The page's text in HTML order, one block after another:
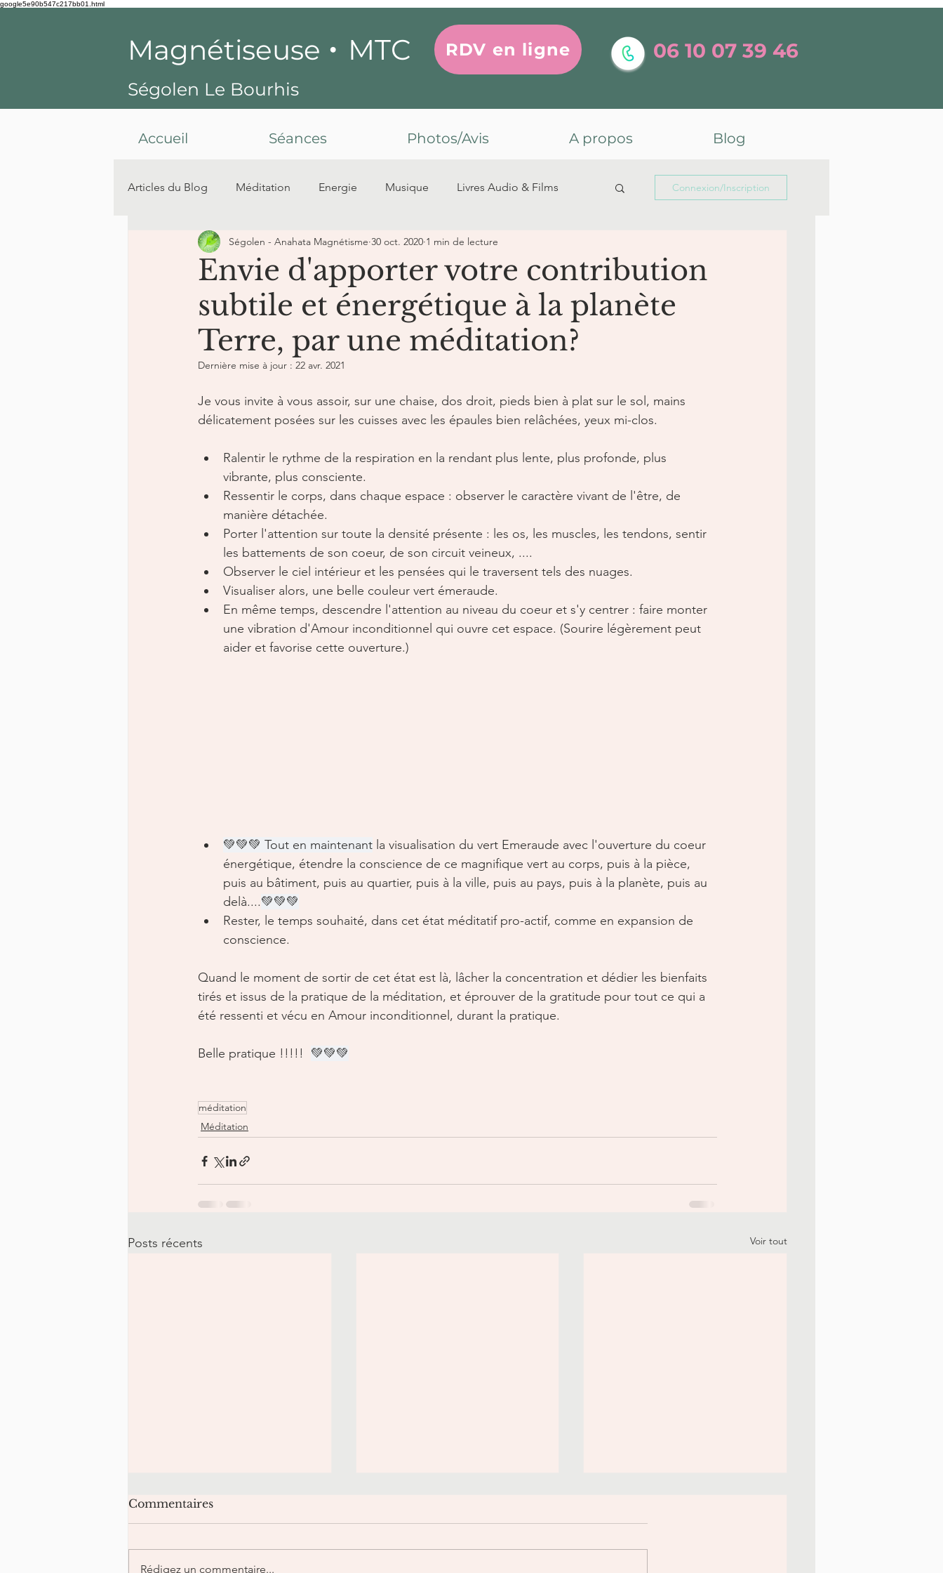
google5e90b547c217bb01.html
Magnétiseuse • MTC
Ségolen Le Bourhis
RDV en ligne 06 10 07 39 46
Accueil Séances Photos/Avis A propos Blog
Articles du Blog Méditation Energie Musique Livres Audio & Films
Spiritualité
Connexion/Inscription
Envie d'apporter votre contribution
subtile et énergétique à la planète
Terre, par une méditation?
Ségolen - Anahata Magnétisme 30 oct. 2020 1 min de lecture
Dernière mise à jour : 22 avr. 2021
Je vous invite à vous assoir, sur une chaise, dos droit, pieds bien à plat sur le sol, mains
délicatement posées sur les cuisses avec les épaules bien relâchées, yeux mi-clos.
Ralentir le rythme de la respiration en la rendant plus lente, plus profonde, plus
vibrante, plus consciente.
Ressentir le corps, dans chaque espace : observer le caractère vivant de l'être, de
manière détachée.
Porter l'attention sur toute la densité présente : les os, les muscles, les tendons, sentir
les battements de son coeur, de son circuit veineux, ....
Observer le ciel intérieur et les pensées qui le traversent tels des nuages.
Visualiser alors, une belle couleur vert émeraude.
En même temps, descendre l'attention au niveau du coeur et s'y centrer : faire monter
une vibration d'Amour inconditionnel qui ouvre cet espace. (Sourire légèrement peut
aider et favorise cette ouverture.)
💚💚💚 Tout en maintenant la visualisation du vert Emeraude avec l'ouverture du coeur
énergétique, étendre la conscience de ce magnifique vert au corps, puis à la pièce,
puis au bâtiment, puis au quartier, puis à la ville, puis au pays, puis à la planète, puis au
delà....💚💚💚
Rester, le temps souhaité, dans cet état méditatif pro-actif, comme en expansion de
conscience.
Quand le moment de sortir de cet état est là, lâcher la concentration et dédier les bienfaits
tirés et issus de la pratique de la méditation, et éprouver de la gratitude pour tout ce qui a
été ressenti et vécu en Amour inconditionnel, durant la pratique.
Belle pratique !!!!! 💚💚💚
méditation
Méditation
Posts récents Voir tout
Commentaires
Rédigez un commentaire...